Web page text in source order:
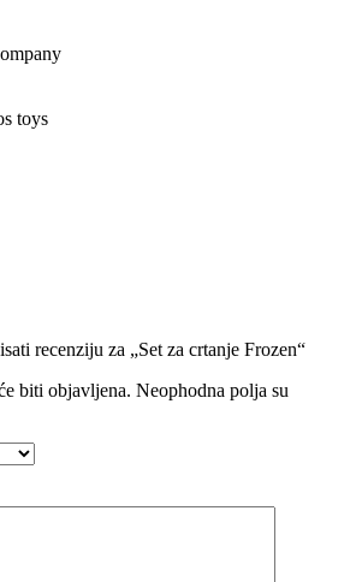
toys
recenziju za „Set za crtanje Frozen“
biti objavljena. Neophodna polja su